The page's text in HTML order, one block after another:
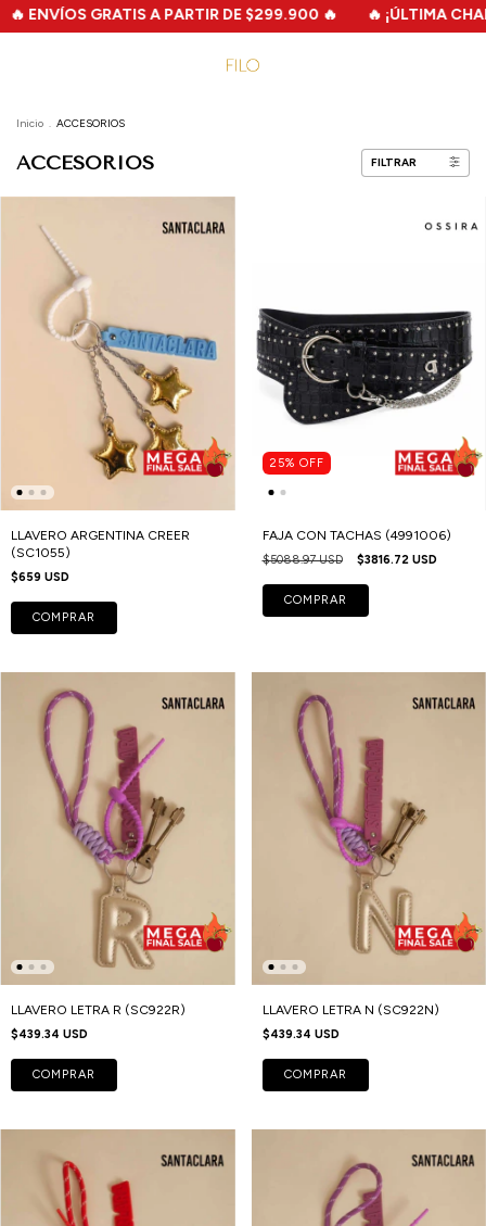
A PARTIR DE $299.900 🔥 🔥 ¡ÚLTIMA CHANCE! 🔥
Inicio . ACCESORIOS
ACCESORIOS FILTRAR
LLAVERO ARGENTINA CREER
(SC1055)
$659 USD
COMPRAR
25% OFF
FAJA CON TACHAS (4991006)
$5088.97 USD $3816.72 USD
COMPRAR
LLAVERO LETRA R (SC922R)
$439.34 USD
COMPRAR
LLAVERO LETRA N (SC922N)
$439.34 USD
COMPRAR